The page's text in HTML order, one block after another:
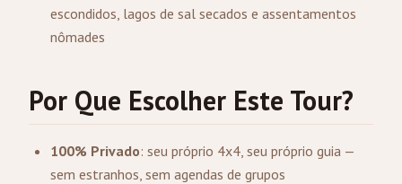
escondidos, lagos de sal secados e assentamentos
nômades
Por Que Escolher Este Tour?
100% Privado: seu próprio 4x4, seu próprio guia —
sem estranhos, sem agendas de grupos